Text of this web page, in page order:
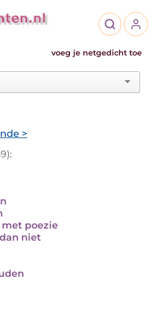
voeg je netgedicht toe
>
poezie
niet